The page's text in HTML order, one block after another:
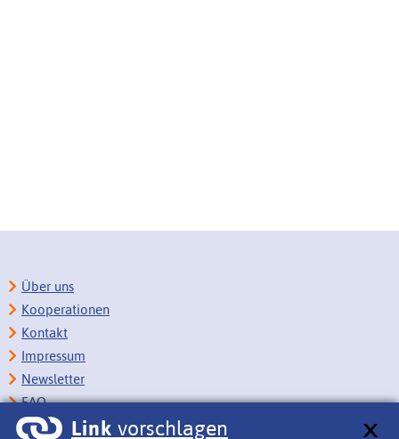
Link vorschlagen
Über uns
Kooperationen
Kontakt
Impressum
Newsletter
FAQ
Copyright